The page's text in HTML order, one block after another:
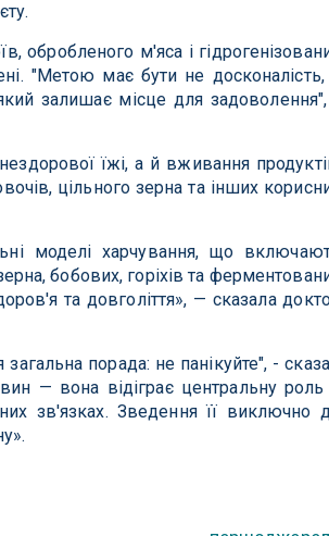
обробленого м'яса і
"Метою має бути не
залишає місце для
їжі, а й вживання
цільного зерна та інших
моделі харчування, що
бобових, горіхів та
та довголіття», — сказала
порада: не панікуйте", -
— вона відіграє центральну роль
зв'язках. Зведення її виключно